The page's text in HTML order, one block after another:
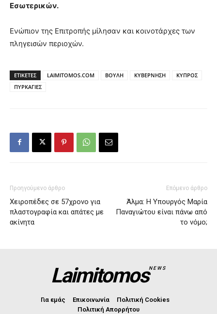
Εσωτερικών.
Ενώπιον της Επιτροπής μίλησαν και κοινοτάρχες των
πληγεισών περιοχών.
ΕΤΙΚΕΤΕΣ LAIMITOMOS.COM ΒΟΥΛΗ ΚΥΒΕΡΝΗΣΗ
ΚΥΠΡΟΣ
ΠΥΡΚΑΓΙΕΣ
Προηγούμενο άρθρο
Χειροπέδες σε 57χρονο για
πλαστογραφία και απάτες με
ακίνητα
Επόμενο άρθρο
Άλμα: Η Υπουργός Μαρία
Παναγιώτου είναι πάνω από
το νόμο;
LaimitomosNEWS
Για εμάς Επικοινωνία
Πολιτική Cookies
Πολιτική Απορρήτου